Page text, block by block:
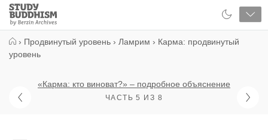
Close
Study
Buddhism
› Продвинутый уровень › Ламрим › Карма: продвинутый
уровень
«Карма: кто виноват?» – подробное объяснение
ЧАСТЬ 5 ИЗ 8